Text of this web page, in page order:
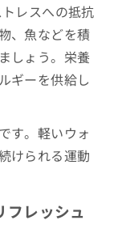
レスへの抵抗
、魚などを積
しょう。栄養
ギーを供給し
す。軽いウォ
けられる運動
フレッシュ